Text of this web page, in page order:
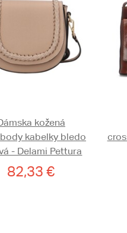
kožená
kabelky bledo
- Delami Pettura
82,33 €